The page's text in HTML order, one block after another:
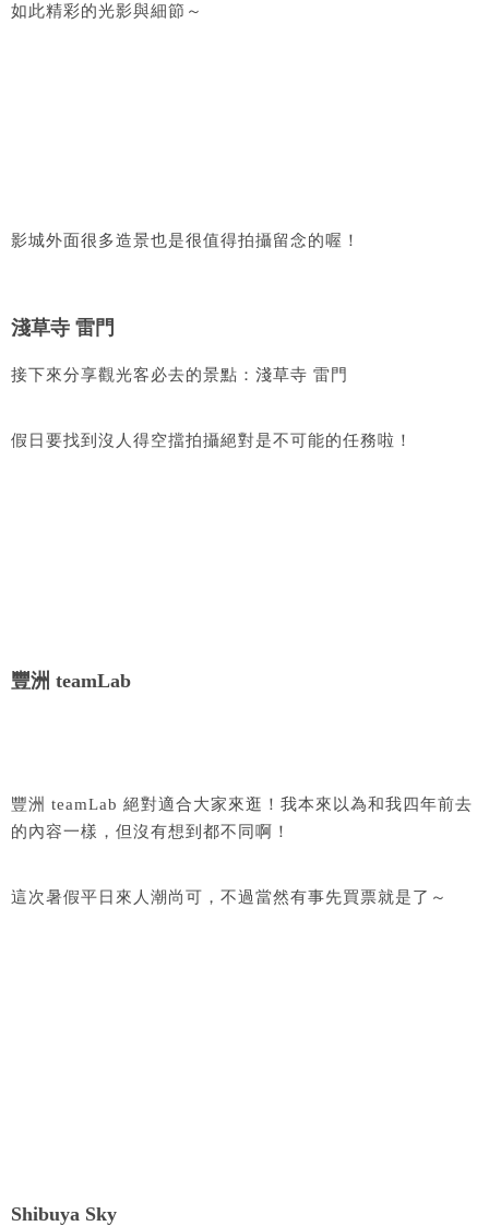
如此精彩的光影與細節～
影城外面很多造景也是很值得拍攝留念的喔！
淺草寺 雷門
接下來分享觀光客必去的景點：淺草寺 雷門
假日要找到沒人得空擋拍攝絕對是不可能的任務啦！
豐洲 teamLab
豐洲 teamLab 絕對適合大家來逛！我本來以為和我四年前去
的內容一樣，但沒有想到都不同啊！
這次暑假平日來人潮尚可，不過當然有事先買票就是了～
Shibuya Sky